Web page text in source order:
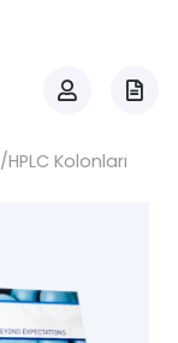
HPLC Kolonları